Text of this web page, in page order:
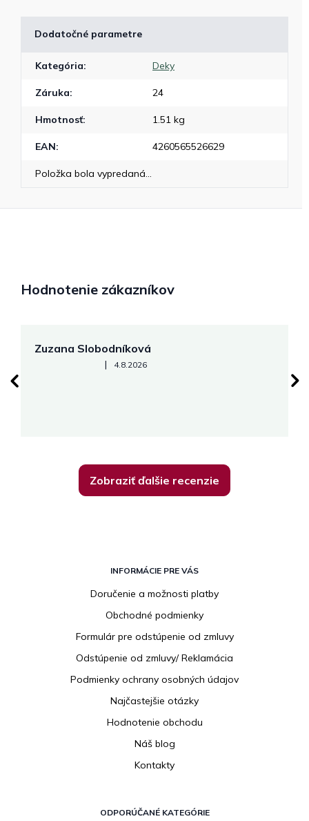
Dodatočné parametre
Kategória: Deky
Záruka: 24
Hmotnosť: 1.51 kg
EAN: 4260565526629
Položka bola vypredaná…
Hodnotenie zákazníkov
Zuzana Slobodníková
Hodnotenie obchodu je 5 z 5 hviezdičiek.
| 4.8.2026
Zobraziť ďalšie recenzie
INFORMÁCIE PRE VÁS
Doručenie a možnosti platby
Obchodné podmienky
Formulár pre odstúpenie od zmluvy
Odstúpenie od zmluvy/ Reklamácia
Podmienky ochrany osobných údajov
Najčastejšie otázky
Hodnotenie obchodu
Náš blog
Kontakty
ODPORÚČANÉ KATEGÓRIE